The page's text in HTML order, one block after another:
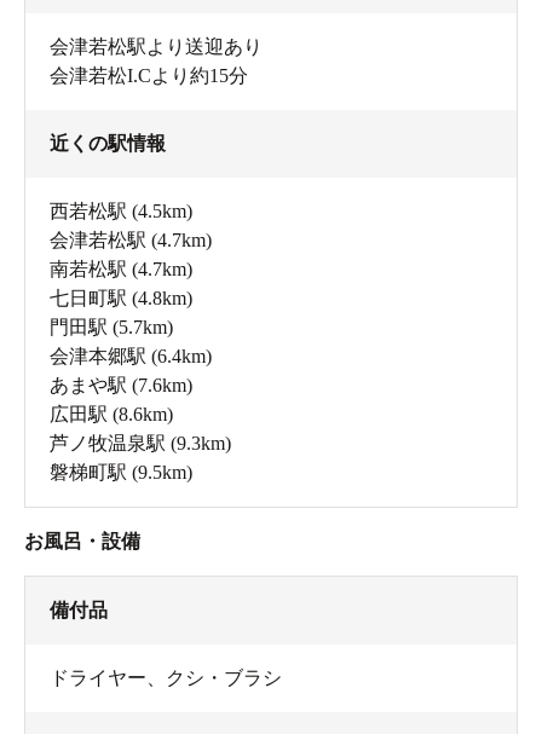
会津若松駅より送迎あり
会津若松I.Cより約15分
近くの駅情報
西若松駅 (4.5km)
会津若松駅 (4.7km)
南若松駅 (4.7km)
七日町駅 (4.8km)
門田駅 (5.7km)
会津本郷駅 (6.4km)
あまや駅 (7.6km)
広田駅 (8.6km)
芦ノ牧温泉駅 (9.3km)
磐梯町駅 (9.5km)
お風呂・設備
備付品
ドライヤー クシ・ブラシ